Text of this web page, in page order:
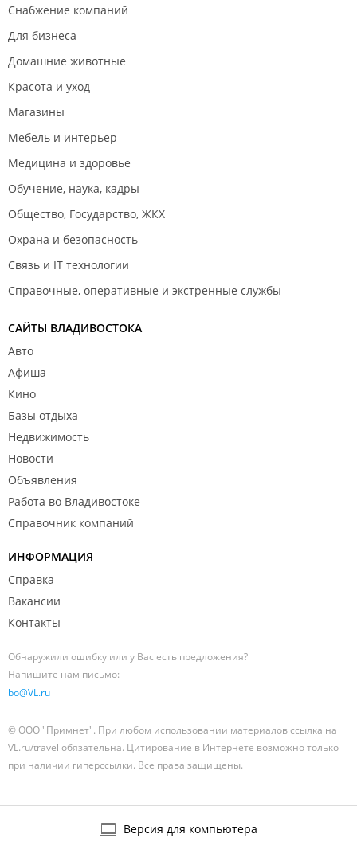
Снабжение компаний
Для бизнеса
Домашние животные
Красота и уход
Магазины
Мебель и интерьер
Медицина и здоровье
Обучение, наука, кадры
Общество, Государство, ЖКХ
Охрана и безопасность
Связь и IT технологии
Справочные, оперативные и экстренные службы
САЙТЫ ВЛАДИВОСТОКА
Авто
Афиша
Кино
Базы отдыха
Недвижимость
Новости
Объявления
Работа во Владивостоке
Справочник компаний
ИНФОРМАЦИЯ
Справка
Вакансии
Контакты
Обнаружили ошибку или у Вас есть предложения?
Напишите нам письмо:
bo@VL.ru
© ООО "Примнет". При любом использовании материалов ссылка на
VL.ru/travel обязательна. Цитирование в Интернете возможно только
при наличии гиперссылки. Все права защищены.
Версия для компьютера